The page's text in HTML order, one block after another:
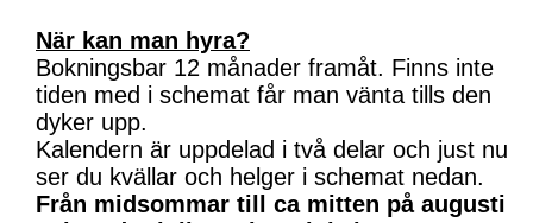
När kan man hyra?
Bokningsbar 12 månader framåt. Finns inte
tiden med i schemat får man vänta tills den
dyker upp.
Kalendern är uppdelad i två delar och just nu
ser du kvällar och helger i schemat nedan.
Från midsommar till ca mitten på augusti